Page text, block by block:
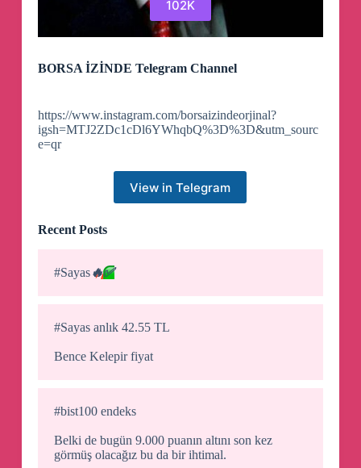
102K
BORSA İZİNDE Telegram Channel
https://www.instagram.com/borsaizindeorjinal?
igsh=MTJ2ZDc1cDl6YWhqbQ%3D%3D&utm_sourc
e=qr
View in Telegram
Recent Posts
#Sayas🔥✅
#Sayas anlık 42.55 TL
Bence Kelepir fiyat
#bist100 endeks
Belki de bugün 9.000 puanın altını son kez
görmüş olacağız bu da bir ihtimal.